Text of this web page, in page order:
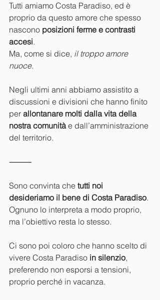
Tutti amiamo Costa Paradiso, ed è
proprio da questo amore che spesso
nascono posizioni ferme e contrasti
accesi.
Ma, come si dice, il troppo amore
nuoce.
Negli ultimi anni abbiamo assistito a
discussioni e divisioni che hanno finito
per allontanare molti dalla vita della
nostra comunità e dall’amministrazione
del territorio.
⸻
Sono convinta che tutti noi
desideriamo il bene di Costa Paradiso.
Ognuno lo interpreta a modo proprio,
ma l’obiettivo resta lo stesso.
Ci sono poi coloro che hanno scelto di
vivere Costa Paradiso in silenzio,
preferendo non esporsi a tensioni,
proprio perché in vacanza.